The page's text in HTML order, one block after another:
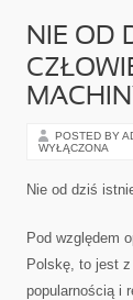
NIE OD
POSTED BY
WYŁĄCZONA
Nie od dziś
Pod względem
Polskę, to jest
popularnością i